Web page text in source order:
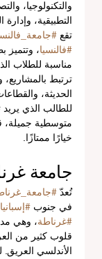
والتكنولوجيا،
التطبيقية، وإدارة
تقع
#فالنسيا، وتتميز
مناسبة للطلاب
ترتبط بالمشاريع،
الحديثة،
للطالب الذي
متوسطية جميلة،
خيارًا ممتازًا.
جامعة
تُعدّ
في جنوب #إسبانيا
#غرناطة، وهي
قلوب كثير من
الأندلسي